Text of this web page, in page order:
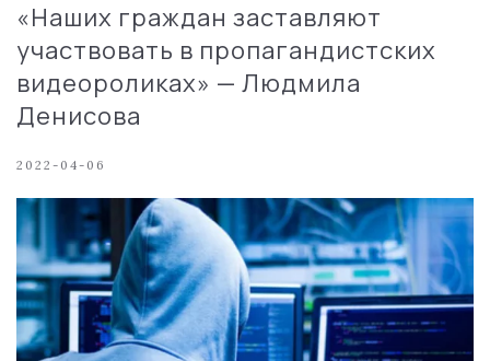
«Наших граждан заставляют
участвовать в пропагандистских
видеороликах» — Людмила
Денисова
2022-04-06